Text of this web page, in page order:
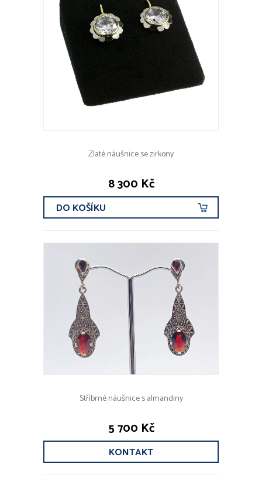
Zlaté náušnice se zirkony
8 300 Kč
DO KOŠÍKU
Stříbrné náušnice s almandiny
5 700 Kč
KONTAKT